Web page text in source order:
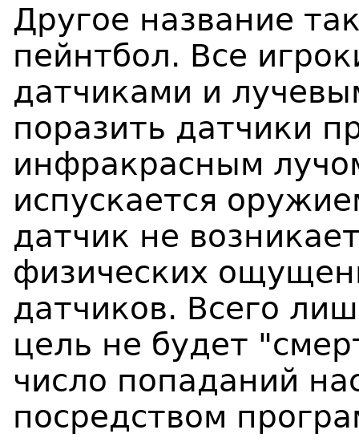
Другое название
пейнтбол. Все
датчиками и
поразить датчики
инфракрасным
испускается
датчик не
физических
датчиков. Всего
цель не будет
число попаданий
посредством